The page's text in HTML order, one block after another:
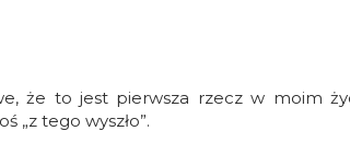
że to jest pierwsza rzecz w moim
„z tego wyszło”.